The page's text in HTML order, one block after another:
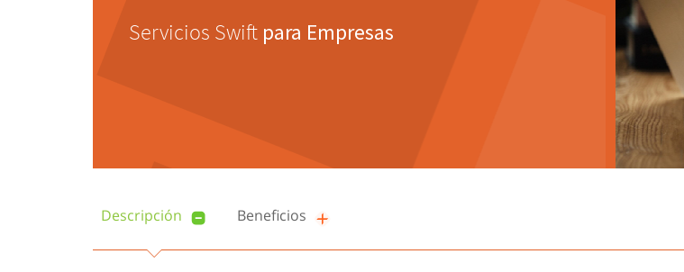
Servicios Swift para Empresas
Descripción Beneficios